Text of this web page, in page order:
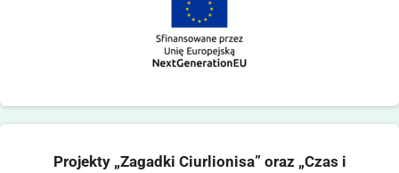
Projekty „Zagadki Ciurlionisa” oraz „Czas i